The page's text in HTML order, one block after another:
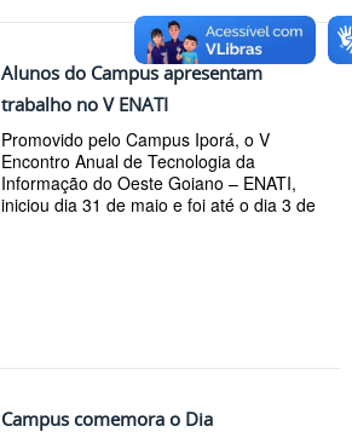
Alunos do Campus apresentam
trabalho no V ENATI
Promovido pelo Campus Iporá, o V
Encontro Anual de Tecnologia da
Informação do Oeste Goiano – ENATI,
iniciou dia 31 de maio e foi até o dia 3 de
Campus comemora o Dia